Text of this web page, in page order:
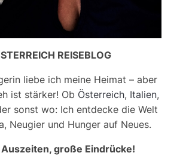
REISEBLOG
liebe ich meine Heimat – aber
ist stärker! Ob Österreich, Italien,
sonst wo: Ich entdecke die Welt
Neugier und Hunger auf Neues.
große Eindrücke!